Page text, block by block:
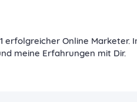
erfolgreicher Online Marketer.
meine Erfahrungen mit Dir.